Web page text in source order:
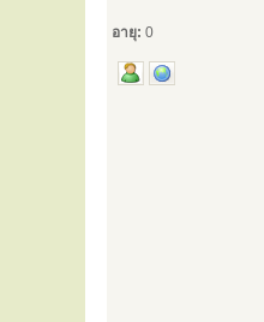
อายุ: 0